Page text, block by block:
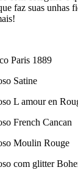
faz suas unhas
Paris 1889
Satine
L amour en
French Cancan
Moulin Rouge
com glitter